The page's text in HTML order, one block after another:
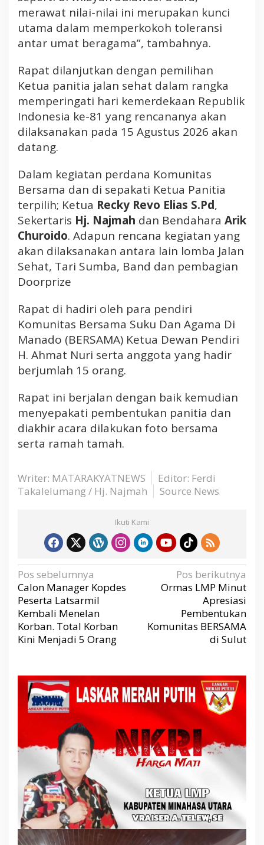
merawat nilai-nilai ini merupakan kunci
utama dalam memperkokoh toleransi
antar umat beragama”, tambahnya.
Rapat dilanjutkan dengan pemilihan
Ketua panitia jalan sehat dalam rangka
memperingati hari kemerdekaan Republik
Indonesia ke-81 yang rencananya akan
dilaksanakan pada 15 Agustus 2026 akan
datang.
Dalam kegiatan perdana Komunitas
Bersama dan di sepakati Ketua Panitia
terpilih; Ketua Recky Revo Elias S.Pd,
Sekertaris Hj. Najmah dan Bendahara Arik
Churoido. Adapun rencana kegiatan yang
akan dilaksanakan antara lain lomba Jalan
Sehat, Tari Sumba, Band dan pembagian
Doorprize
Rapat di hadiri oleh para pendiri
Komunitas Bersama Suku Dan Agama Di
Manado (BERSAMA) Ketua Dewan Pendiri
H. Ahmat Nuri serta anggota yang hadir
berjumlah 15 orang.
Rapat ini berjalan dengan baik kemudian
menyepakati pembentukan panitia dan
diakhir acara dilakukan foto bersama
serta ramah tamah.
Writer: MATARAKYATNEWS
Editor: Ferdi
Takalelumang / Hj. Najmah
Source News
Ikuti Kami
N
a
v
i
g
a
s
i
p
o
s
Pos sebelumnya
Calon Manager Kopdes
Peserta Latsarmil
Kembali Menelan
Korban. Total Korban
Kini Menjadi 5 Orang
Pos berikutnya
Ormas LMP Minut
Apresiasi
Pembentukan
Komunitas BERSAMA
di Sulut